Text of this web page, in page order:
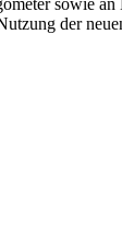
sowie
der